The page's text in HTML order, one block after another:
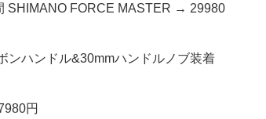
SHIMANO FORCE MASTER → 29980
ンハンドル&30mmハンドルノブ装着
円